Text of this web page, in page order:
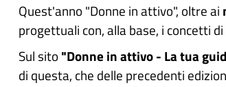
Quest'anno "Donne in attivo", oltre ai
progettuali con, alla base, i concetti
Sul sito "Donne in attivo - La tua
di questa, che delle precedenti